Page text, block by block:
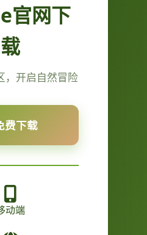
官网下
载
，开启自然冒险
费下载
动端